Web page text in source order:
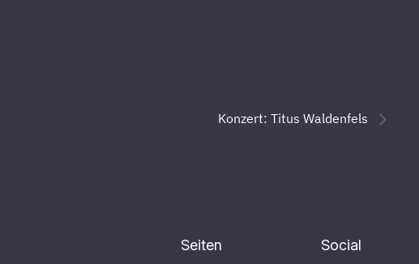
Konzert: Titus Waldenfels
Seiten Social